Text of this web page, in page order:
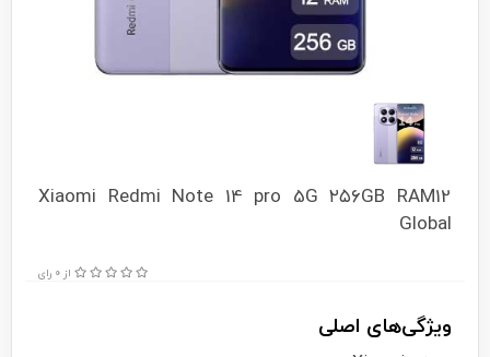
Xiaomi Redmi Note 14 pro 5G ۲۵۶GB RAM12
Global
از 0 رای
ویژگی‌های اصلی